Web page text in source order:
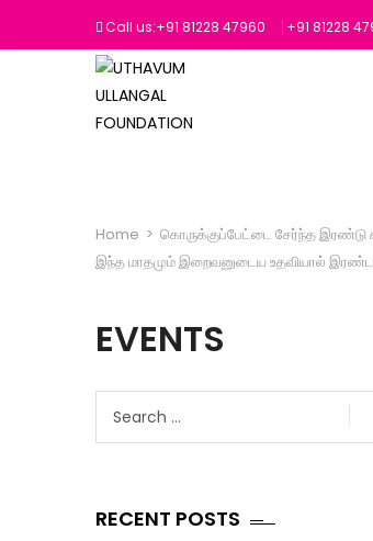
Call us:+91 81228 47960 ‎+91 81228
Home > கொருக்குப்பேட்டை சேர்ந்த இரண்டு
இந்த மாதமும் இறைவனுடைய உதவியால்
EVENTS
RECENT POSTS